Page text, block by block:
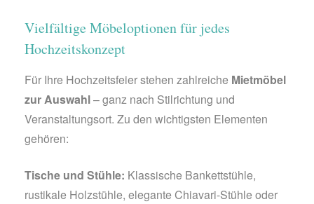
Vielfältige Möbeloptionen für jedes
Hochzeitskonzept
Für Ihre Hochzeitsfeier stehen zahlreiche Mietmöbel
zur Auswahl– ganz nach Stilrichtung und
Veranstaltungsort. Zu den wichtigsten Elementen
gehören:
Tische und Stühle: Klassische Bankettstühle,
rustikale Holzstühle, elegante Chiavari-Stühle oder